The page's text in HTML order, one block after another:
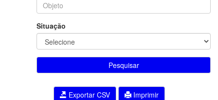
Situação
Pesquisar
Exportar CSV Imprimir